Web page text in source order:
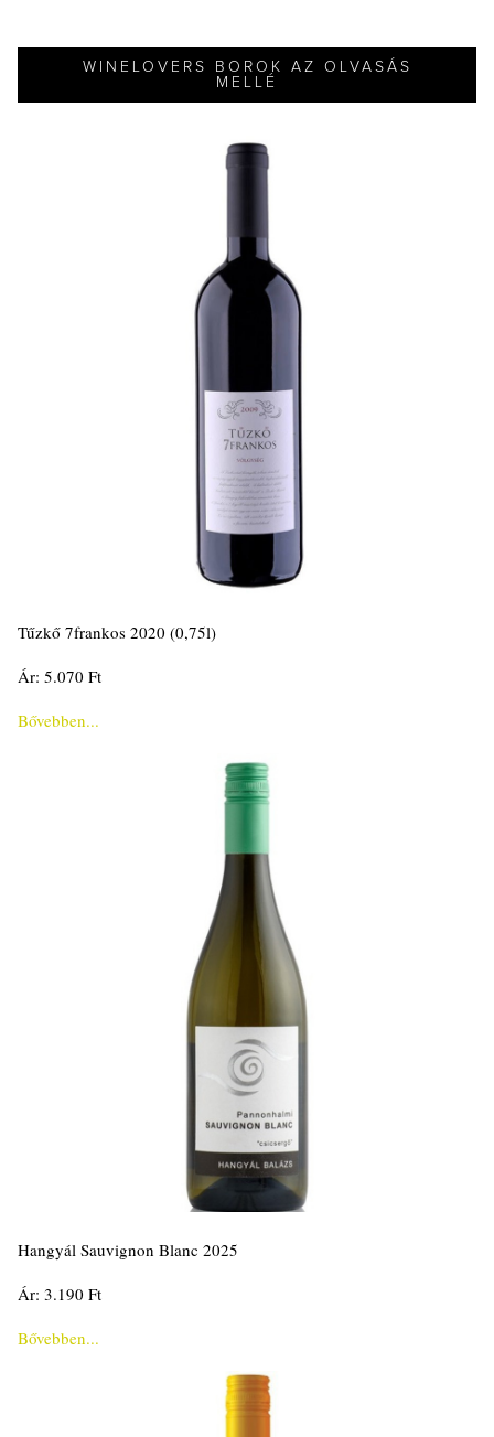
WINELOVERS BOROK AZ OLVASÁS
MELLÉ
Tűzkő 7frankos 2020 (0,75l)
Ár: 5.070 Ft
Bővebben...
Hangyál Sauvignon Blanc 2025
Ár: 3.190 Ft
Bővebben...